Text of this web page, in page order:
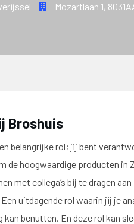
Mozartlaan 1,
Broshuis
belangrijke rol; jij bent
de hoogwaardige producten in
met collega’s bij te dragen aan
uitdagende rol waarin jij je
benutten. En deze rol kan